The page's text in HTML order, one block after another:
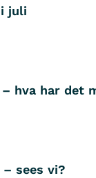
juli
hva har det
– sees vi?